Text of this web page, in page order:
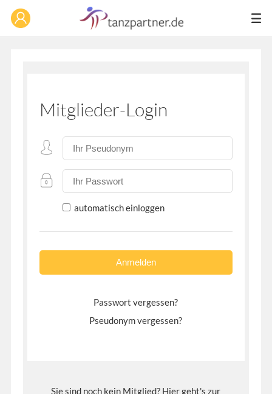
Mitglieder-Login
automatisch einloggen
Passwort vergessen?
Pseudonym vergessen?
Sie sind noch kein Mitglied? Hier geht's zur